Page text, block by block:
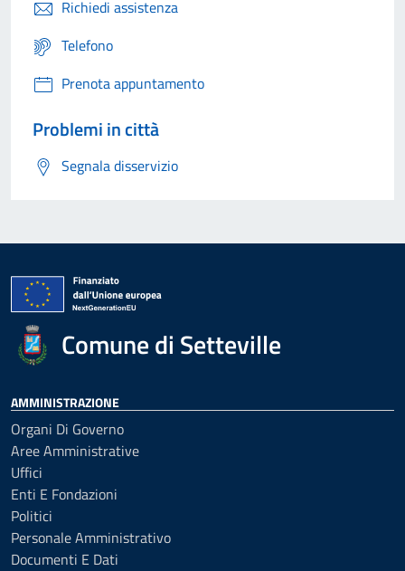
Richiedi assistenza
Telefono
Prenota appuntamento
Problemi in città
Segnala disservizio
Comune di Setteville
AMMINISTRAZIONE
Organi Di Governo
Aree Amministrative
Uffici
Enti E Fondazioni
Politici
Personale Amministrativo
Documenti E Dati